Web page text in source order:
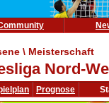
\ Meisterschaft
Nord-
Prognose